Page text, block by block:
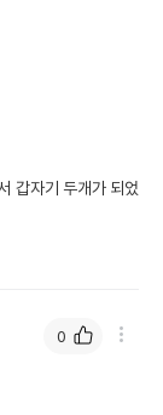
갑자기 두개가 되었
0